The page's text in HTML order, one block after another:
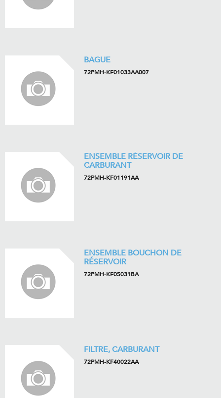
BAGUE
72PMH-KF01033AA007
ENSEMBLE RÉSERVOIR DE
CARBURANT
72PMH-KF01191AA
ENSEMBLE BOUCHON DE
RÉSERVOIR
72PMH-KF05031BA
FILTRE, CARBURANT
72PMH-KF40022AA